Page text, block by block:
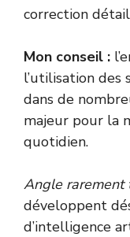
correction
Mon conseil :
l’utilisation des
dans de
majeur pour la
quotidien.
Angle rarement
développent
d’intelligence